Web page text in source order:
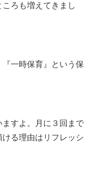
ろも増えてきまし
一時保育』という保
すよ。月に３回まで
る理由はリフレッシ